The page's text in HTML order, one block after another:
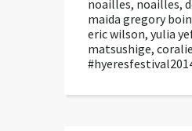
noailles, noailles,
maida gregory
eric wilson, yulia
matsushige,